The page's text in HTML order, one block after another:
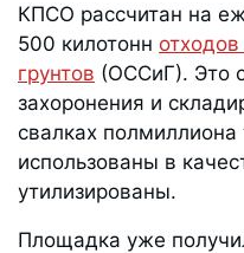
КПСО рассчитан на
500 килотонн
грунтов (ОССиГ). Это
захоронения и
свалках полмиллиона
использованы в
утилизированы.
Площадка уже